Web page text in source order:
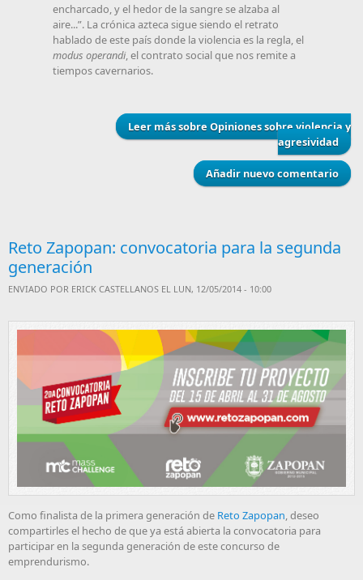
encharcado, y el hedor de la sangre se alzaba al
aire... . La crónica azteca sigue siendo el retrato
hablado de este país donde la violencia es la regla, el
modus operandi, el contrato social que nos remite a
tiempos cavernarios.
Leer mássobre Opiniones sobre violencia y
agresividad
Añadir nuevo comentario
Reto Zapopan: convocatoria para la segunda
generación
ENVIADO POR ERICK CASTELLANOS EL LUN, 12/05/2014 - 10:00
Como finalista de la primera generación de Reto Zapopan, deseo
compartirles el hecho de que ya está abierta la convocatoria para
participar en la segunda generación de este concurso de
emprendurismo.